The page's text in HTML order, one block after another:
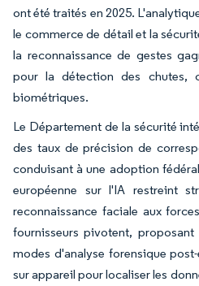
ont été traités en 2025.
le commerce de détail et la
la reconnaissance de gestes
pour la détection des chutes,
biométriques.
Le Département de la sécurité
des taux de précision de
conduisant à une adoption
européenne sur l'IA restreint
reconnaissance faciale aux
fournisseurs pivotent,
modes d'analyse forensique
sur appareil pour localiser les